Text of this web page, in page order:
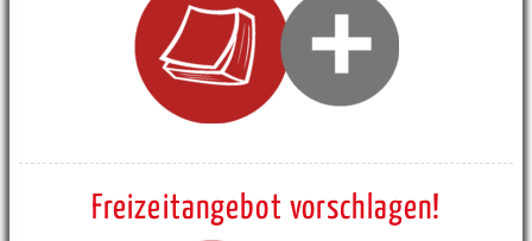
Freizeitangebot vorschlagen!